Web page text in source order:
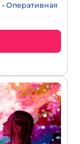
• Оперативная